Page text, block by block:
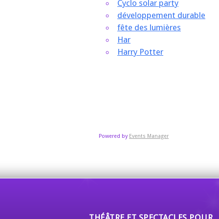
Cyclo solar party
développement durable
fête des lumières
Har
Harry Potter
Powered by Events Manager